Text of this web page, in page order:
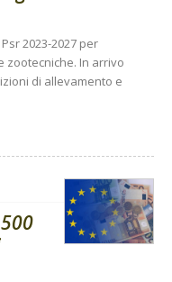
2023-2027 per
zootecniche. In arrivo
di allevamento e